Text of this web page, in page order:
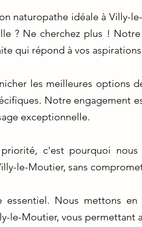
naturopathe idéale à Villy-
? Ne cherchez plus !
qui répond à vos
les meilleures options
Notre engagement
exceptionnelle.
c'est pourquoi
le-Moutier, sans
Nous mettons
le-Moutier, vous